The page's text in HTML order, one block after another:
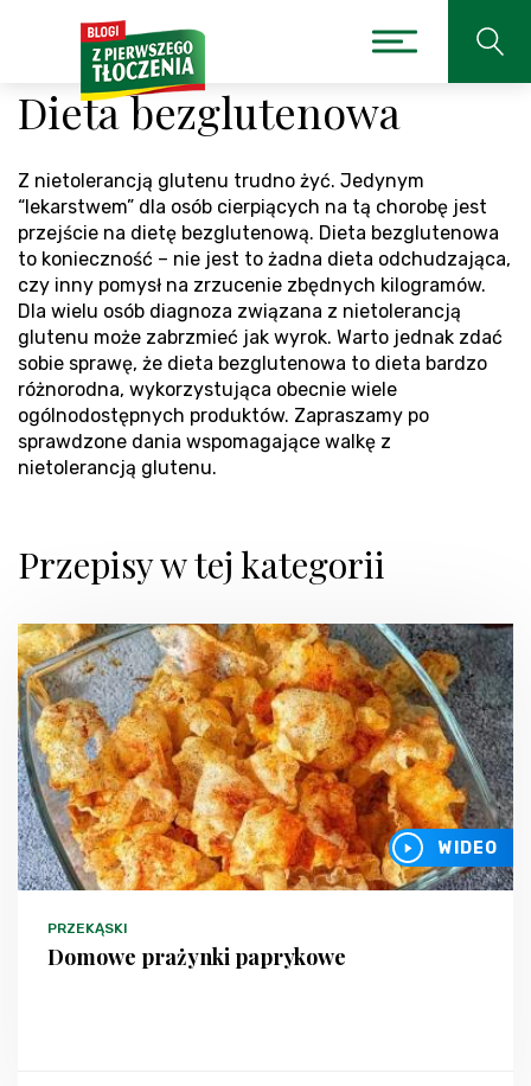
Dieta bezglutenowa
Z nietolerancją glutenu trudno żyć. Jedynym
“lekarstwem” dla osób cierpiących na tą chorobę jest
przejście na dietę bezglutenową. Dieta bezglutenowa
to konieczność – nie jest to żadna dieta odchudzająca,
czy inny pomysł na zrzucenie zbędnych kilogramów.
Dla wielu osób diagnoza związana z nietolerancją
glutenu może zabrzmieć jak wyrok. Warto jednak zdać
sobie sprawę, że dieta bezglutenowa to dieta bardzo
różnorodna, wykorzystująca obecnie wiele
ogólnodostępnych produktów. Zapraszamy po
sprawdzone dania wspomagające walkę z
nietolerancją glutenu.
Przepisy w tej kategorii
WIDEO
PRZEKĄSKI
Domowe prażynki paprykowe